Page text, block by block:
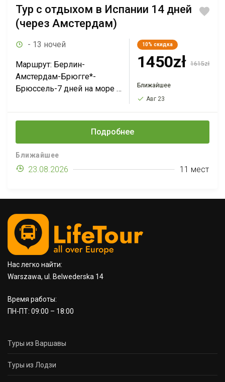
Тур с отдыхом в Испании 14 дней
(через Амстердам)
- 13 ночей
Маршрут: Берлин-
Амстердам-Брюгге*-
Брюссель-7 дней на море в
Авиньон*-Лион-Женева-
Прага. Стоимость тура
всего 1330PLN, а выезды с
всю программу и даты в
полной версии.
10% скидка
1450zł 1615zł
Ближайшее
Авг 23
Подробнее
Ближайшее
23.08.2026 11 мест
Нас легко найти:
Warszawa, ul. Belwederska 14
Время работы:
ПН-ПТ: 09:00 – 18:00
Туры из Варшавы
Туры из Лодзи